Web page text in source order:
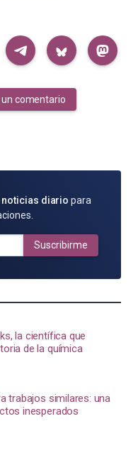
un comentario
noticias diario para
Suscribirme
la científica que
de la química
trabajos similares: una
inesperados